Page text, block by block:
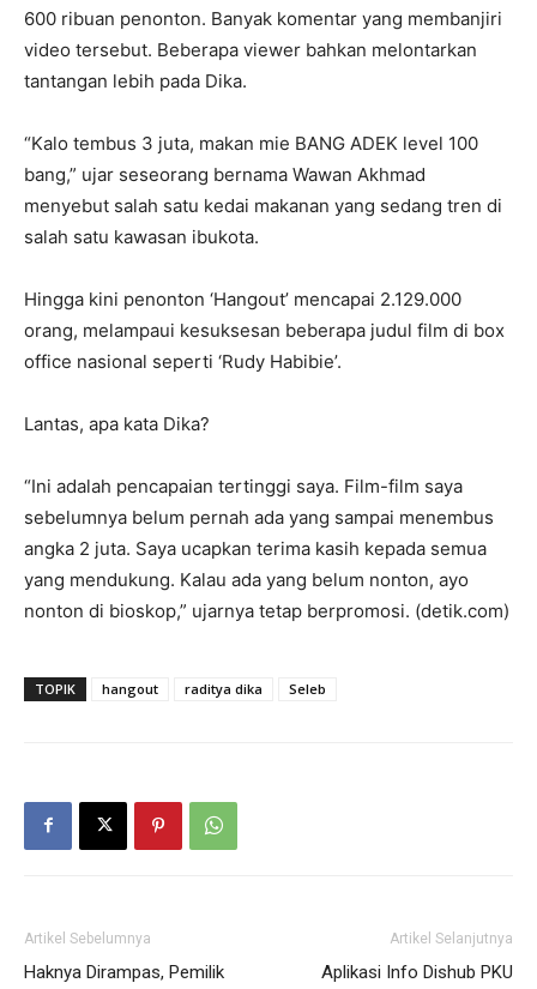
600 ribuan penonton. Banyak komentar yang membanjiri
video tersebut. Beberapa viewer bahkan melontarkan
tantangan lebih pada Dika.
“Kalo tembus 3 juta, makan mie BANG ADEK level 100
bang,” ujar seseorang bernama Wawan Akhmad
menyebut salah satu kedai makanan yang sedang tren di
salah satu kawasan ibukota.
Hingga kini penonton ‘Hangout’ mencapai 2.129.000
orang, melampaui kesuksesan beberapa judul film di box
office nasional seperti ‘Rudy Habibie’.
Lantas, apa kata Dika?
“Ini adalah pencapaian tertinggi saya. Film-film saya
sebelumnya belum pernah ada yang sampai menembus
angka 2 juta. Saya ucapkan terima kasih kepada semua
yang mendukung. Kalau ada yang belum nonton, ayo
nonton di bioskop,” ujarnya tetap berpromosi. (detik.com)
TOPIK hangout raditya dika Seleb
Artikel Sebelumnya
Haknya Dirampas, Pemilik
Artikel Selanjutnya
Aplikasi Info Dishub PKU